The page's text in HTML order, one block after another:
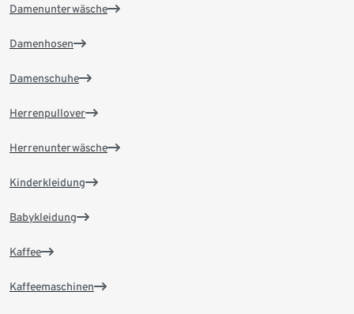
Damenunterwäsche
Damenhosen
Damenschuhe
Herrenpullover
Herrenunterwäsche
Kinderkleidung
Babykleidung
Kaffee
Kaffeemaschinen